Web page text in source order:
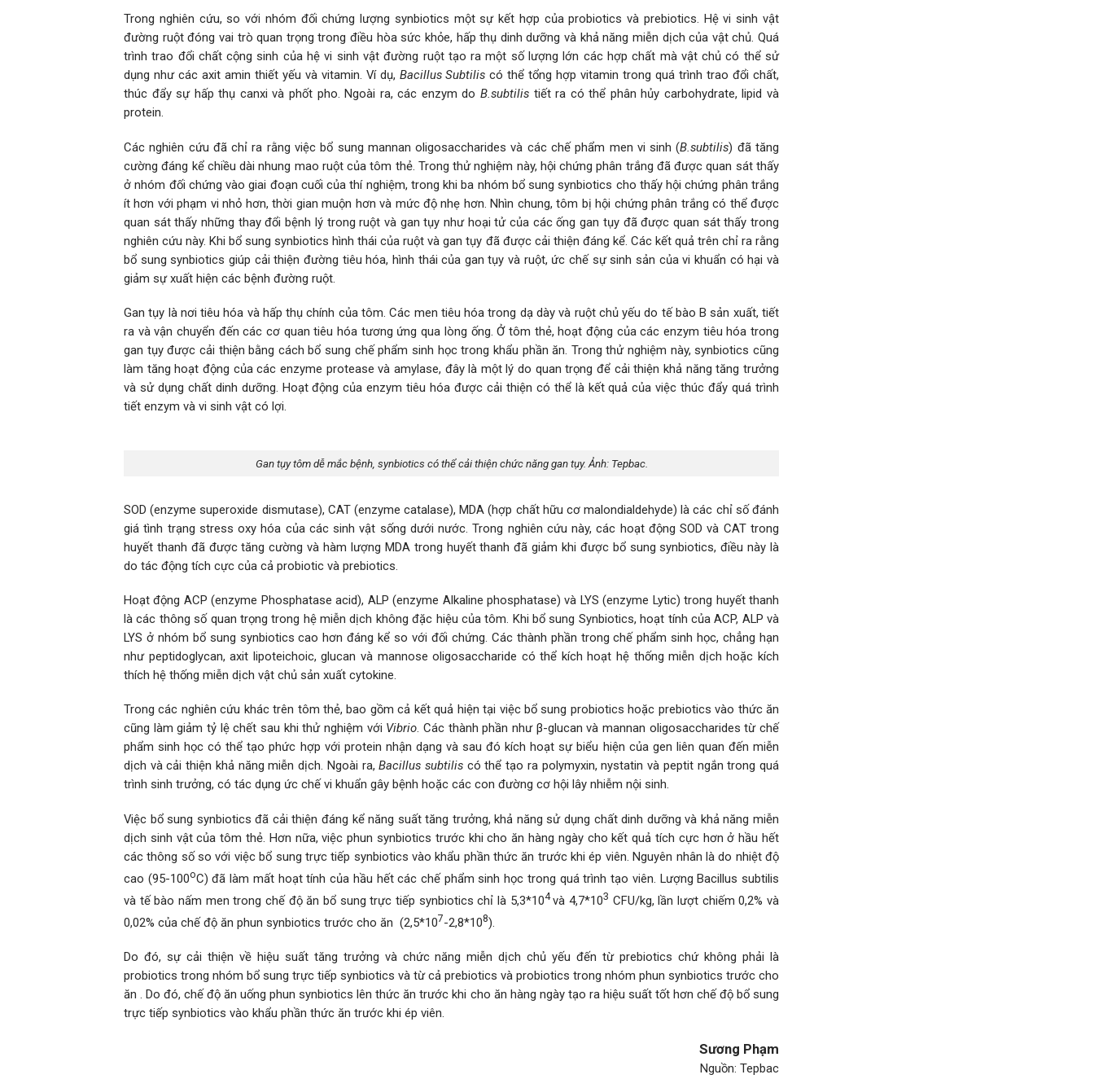
Trong nghiên cứu, so với nhóm đối chứng lượng synbiotics một sự kết hợp của probiotics và prebiotics. Hệ vi sinh vật
đường ruột đóng vai trò quan trọng trong điều hòa sức khỏe, hấp thụ dinh dưỡng và khả năng miễn dịch của vật chủ. Quá
trình trao đổi chất cộng sinh của hệ vi sinh vật đường ruột tạo ra một số lượng lớn các hợp chất mà vật chủ có thể sử
dụng như các axit amin thiết yếu và vitamin. Ví dụ, Bacillus Subtilis có thể tổng hợp vitamin trong quá trình trao đổi chất,
thúc đẩy sự hấp thụ canxi và phốt pho. Ngoài ra, các enzym do B.subtilis tiết ra có thể phân hủy carbohydrate, lipid và
protein.
Các nghiên cứu đã chỉ ra rằng việc bổ sung mannan oligosaccharides và các chế phẩm men vi sinh (B.subtilis) đã tăng
cường đáng kể chiều dài nhung mao ruột của tôm thẻ. Trong thử nghiệm này, hội chứng phân trắng đã được quan sát thấy
ở nhóm đối chứng vào giai đoạn cuối của thí nghiệm, trong khi ba nhóm bổ sung synbiotics cho thấy hội chứng phân trắng
ít hơn với phạm vi nhỏ hơn, thời gian muộn hơn và mức độ nhẹ hơn. Nhìn chung, tôm bị hội chứng phân trắng có thể được
quan sát thấy những thay đổi bệnh lý trong ruột và gan tụy như hoại tử của các ống gan tụy đã được quan sát thấy trong
nghiên cứu này. Khi bổ sung synbiotics hình thái của ruột và gan tụy đã được cải thiện đáng kể. Các kết quả trên chỉ ra rằng
bổ sung synbiotics giúp cải thiện đường tiêu hóa, hình thái của gan tụy và ruột, ức chế sự sinh sản của vi khuẩn có hại và
giảm sự xuất hiện các bệnh đường ruột.
Gan tụy là nơi tiêu hóa và hấp thụ chính của tôm. Các men tiêu hóa trong dạ dày và ruột chủ yếu do tế bào B sản xuất, tiết
ra và vận chuyển đến các cơ quan tiêu hóa tương ứng qua lòng ống. Ở tôm thẻ, hoạt động của các enzym tiêu hóa trong
gan tụy được cải thiện bằng cách bổ sung chế phẩm sinh học trong khẩu phần ăn. Trong thử nghiệm này, synbiotics cũng
làm tăng hoạt động của các enzyme protease và amylase, đây là một lý do quan trọng để cải thiện khả năng tăng trưởng
và sử dụng chất dinh dưỡng. Hoạt động của enzym tiêu hóa được cải thiện có thể là kết quả của việc thúc đẩy quá trình
tiết enzym và vi sinh vật có lợi.
Gan tụy tôm dễ mắc bệnh, synbiotics có thể cải thiện chức năng gan tụy. Ảnh: Tepbac.
SOD (enzyme superoxide dismutase), CAT (enzyme catalase), MDA (hợp chất hữu cơ malondialdehyde) là các chỉ số đánh
giá tình trạng stress oxy hóa của các sinh vật sống dưới nước. Trong nghiên cứu này, các hoạt động SOD và CAT trong
huyết thanh đã được tăng cường và hàm lượng MDA trong huyết thanh đã giảm khi được bổ sung synbiotics, điều này là
do tác động tích cực của cả probiotic và prebiotics.
Hoạt động ACP (enzyme Phosphatase acid), ALP (enzyme Alkaline phosphatase) và LYS (enzyme Lytic) trong huyết thanh
là các thông số quan trọng trong hệ miễn dịch không đặc hiệu của tôm. Khi bổ sung Synbiotics, hoạt tính của ACP, ALP và
LYS ở nhóm bổ sung synbiotics cao hơn đáng kể so với đối chứng. Các thành phần trong chế phẩm sinh học, chẳng hạn
như peptidoglycan, axit lipoteichoic, glucan và mannose oligosaccharide có thể kích hoạt hệ thống miễn dịch hoặc kích
thích hệ thống miễn dịch vật chủ sản xuất cytokine.
Trong các nghiên cứu khác trên tôm thẻ, bao gồm cả kết quả hiện tại việc bổ sung probiotics hoặc prebiotics vào thức ăn
cũng làm giảm tỷ lệ chết sau khi thử nghiệm với Vibrio. Các thành phần như β-glucan và mannan oligosaccharides từ chế
phẩm sinh học có thể tạo phức hợp với protein nhận dạng và sau đó kích hoạt sự biểu hiện của gen liên quan đến miễn
dịch và cải thiện khả năng miễn dịch. Ngoài ra,Bacillus subtilis có thể tạo ra polymyxin, nystatin và peptit ngắn trong quá
trình sinh trưởng, có tác dụng ức chế vi khuẩn gây bệnh hoặc các con đường cơ hội lây nhiễm nội sinh.
Việc bổ sung synbiotics đã cải thiện đáng kể năng suất tăng trưởng, khả năng sử dụng chất dinh dưỡng và khả năng miễn
dịch sinh vật của tôm thẻ. Hơn nữa, việc phun synbiotics trước khi cho ăn hàng ngày cho kết quả tích cực hơn ở hầu hết
các thông số so với việc bổ sung trực tiếp synbiotics vào khẩu phần thức ăn trước khi ép viên. Nguyên nhân là do nhiệt độ
cao (95-100oC) đã làm mất hoạt tính của hầu hết các chế phẩm sinh học trong quá trình tạo viên. Lượng Bacillus subtilis
và tế bào nấm men trong chế độ ăn bổ sung trực tiếp synbiotics chỉ là 5,3*104và 4,7*103 CFU/kg, lần lượt chiếm 0,2% và
0,02% của chế độ ăn phun synbiotics trước cho ăn (2,5*107-2,8*108).
Do đó, sự cải thiện về hiệu suất tăng trưởng và chức năng miễn dịch chủ yếu đến từ prebiotics chứ không phải là
probiotics trong nhóm bổ sung trực tiếp synbiotics và từ cả prebiotics và probiotics trong nhóm phun synbiotics trước cho
ăn . Do đó, chế độ ăn uống phun synbiotics lên thức ăn trước khi cho ăn hàng ngày tạo ra hiệu suất tốt hơn chế độ bổ sung
trực tiếp synbiotics vào khẩu phần thức ăn trước khi ép viên.
Sương Phạm
Nguồn: Tepbac